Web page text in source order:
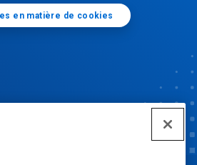
en matière de cookies